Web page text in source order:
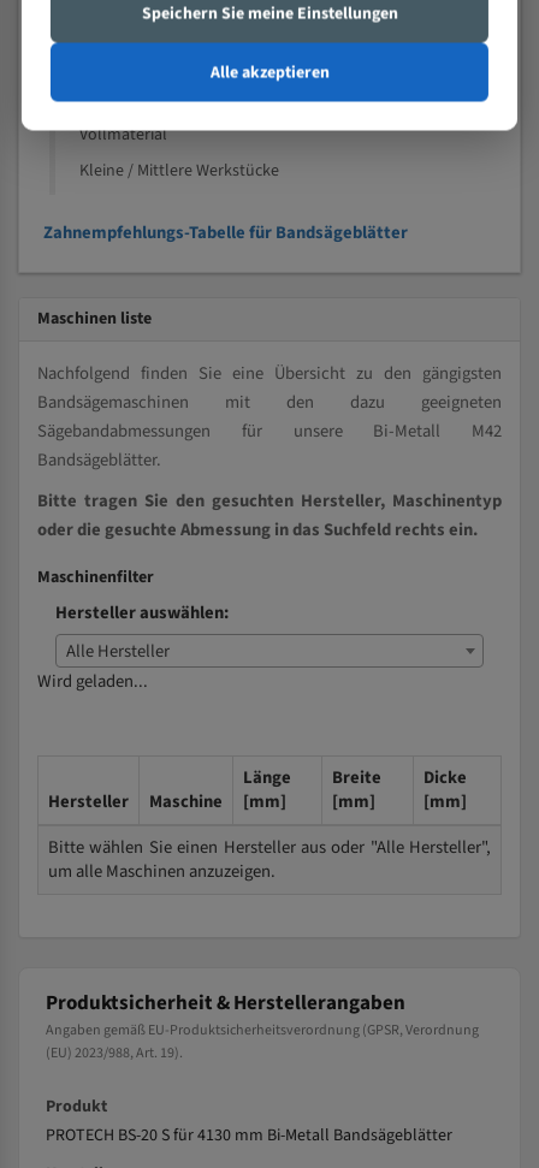
Nichteisenmetalle
Speziell entwickelt für Profile / Rohre
Vollmaterial
Kleine / Mittlere Werkstücke
Zahnempfehlungs-Tabelle für Bandsägeblätter
Maschinen liste
Nachfolgend finden Sie eine Übersicht zu den gängigsten
Bandsägemaschinen mit den dazu geeigneten
Sägebandabmessungen für unsere Bi-Metall M42
Bandsägeblätter.
Bitte tragen Sie den gesuchten Hersteller, Maschinentyp
oder die gesuchte Abmessung in das Suchfeld rechts ein.
Maschinenfilter
Hersteller auswählen:
Alle Hersteller
Wird geladen...
Hersteller Maschine
Länge
[mm]
Breite
[mm]
Dicke
[mm]
Bitte wählen Sie einen Hersteller aus oder "Alle Hersteller",
um alle Maschinen anzuzeigen.
Produktsicherheit & Herstellerangaben
Angaben gemäß EU-Produktsicherheitsverordnung (GPSR, Verordnung
(EU) 2023/988, Art. 19).
Produkt
PROTECH BS-20 S für 4130 mm Bi-Metall Bandsägeblätter
Speichern Sie meine Einstellungen
Alle akzeptieren